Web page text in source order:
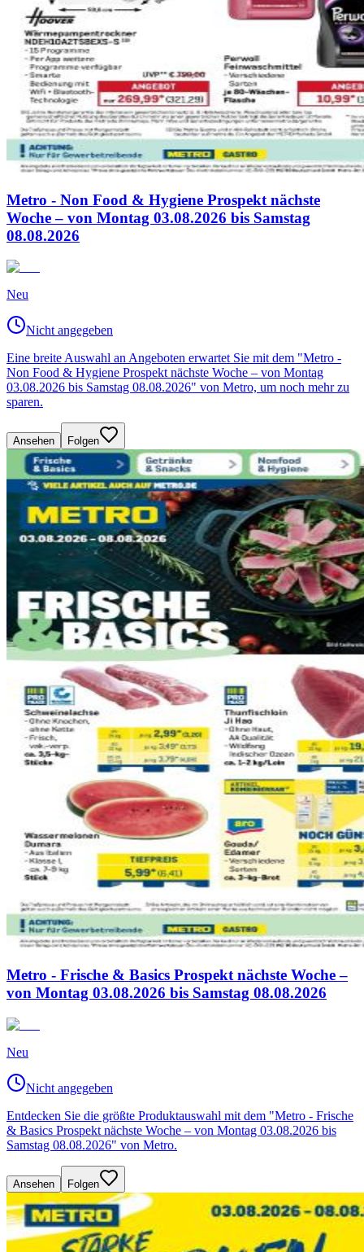
Metro - Non Food & Hygiene Prospekt nächste
Woche – von Montag 03.08.2026 bis Samstag
08.08.2026
Neu
Nicht angegeben
Eine breite Auswahl an Angeboten erwartet Sie mit dem "Metro -
Non Food & Hygiene Prospekt nächste Woche – von Montag
03.08.2026 bis Samstag 08.08.2026" von Metro, um noch mehr zu
sparen.
Ansehen Folgen
Metro - Frische & Basics Prospekt nächste Woche –
von Montag 03.08.2026 bis Samstag 08.08.2026
Neu
Nicht angegeben
Entdecken Sie die größte Produktauswahl mit dem "Metro - Frische
& Basics Prospekt nächste Woche – von Montag 03.08.2026 bis
Samstag 08.08.2026" von Metro.
Ansehen Folgen